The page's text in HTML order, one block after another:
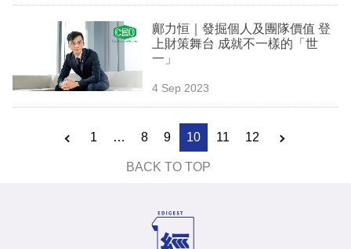
鄺力恒｜發掘個人及團隊價值 登
上財策舞台 成就不一樣的「世
一」
4 Sep 2023
1 … 8 9 10 11 12
BACK TO TOP